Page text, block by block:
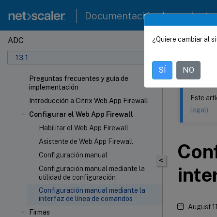
Documentación de
ADC
13.1
Preguntas frecuentes y guía de
implementación
Introducción a Citrix Web App Firewall
Configurar el Web App Firewall
Habilitar el Web App Firewall
Asistente de Web App Firewall
Configuración manual
Configuración manual mediante la
utilidad de configuración
Configuración manual mediante la
interfaz de línea de comandos
Firmas
Este
<
Este
legal)
August
¿Quiere cambiar al
SÍ NO